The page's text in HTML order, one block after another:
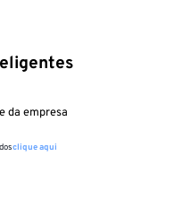
da empresa
clique aqui